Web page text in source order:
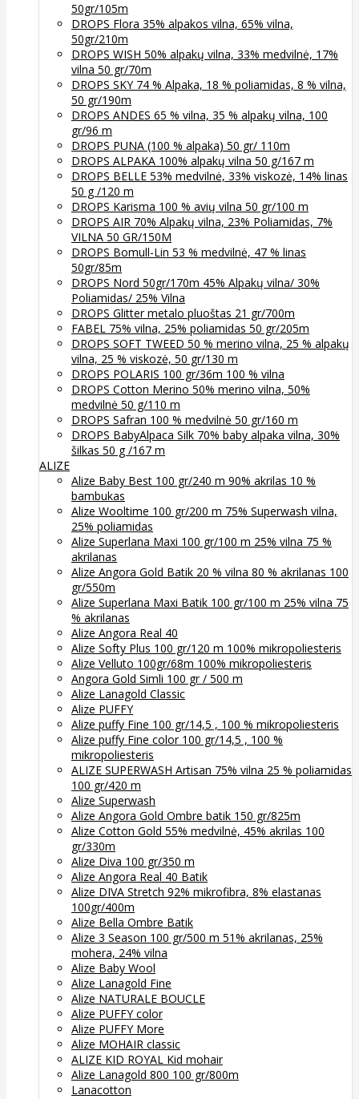
50gr/105m
DROPS Flora 35% alpakos vilna, 65% vilna,
50gr/210m
DROPS WISH 50% alpakų vilna, 33% medvilnė, 17%
vilna 50 gr/70m
DROPS SKY 74 % Alpaka, 18 % poliamidas, 8 % vilna,
50 gr/190m
DROPS ANDES 65 % vilna, 35 % alpakų vilna, 100
gr/96 m
DROPS PUNA (100 % alpaka) 50 gr/ 110m
DROPS ALPAKA 100% alpakų vilna 50 g/167 m
DROPS BELLE 53% medvilnė, 33% viskozė, 14% linas
50 g /120 m
DROPS Karisma 100 % avių vilna 50 gr/100 m
DROPS AIR 70% Alpakų vilna, 23% Poliamidas, 7%
VILNA 50 GR/150M
DROPS Bomull-Lin 53 % medvilnė, 47 % linas
50gr/85m
DROPS Nord 50gr/170m 45% Alpakų vilna/ 30%
Poliamidas/ 25% Vilna
DROPS Glitter metalo pluoštas 21 gr/700m
FABEL 75% vilna, 25% poliamidas 50 gr/205m
DROPS SOFT TWEED 50 % merino vilna, 25 % alpakų
vilna, 25 % viskozė, 50 gr/130 m
DROPS POLARIS 100 gr/36m 100 % vilna
DROPS Cotton Merino 50% merino vilna, 50%
medvilnė 50 g/110 m
DROPS Safran 100 % medvilnė 50 gr/160 m
DROPS BabyAlpaca Silk 70% baby alpaka vilna, 30%
šilkas 50 g /167 m
ALIZE
Alize Baby Best 100 gr/240 m 90% akrilas 10 %
bambukas
Alize Wooltime 100 gr/200 m 75% Superwash vilna,
25% poliamidas
Alize Superlana Maxi 100 gr/100 m 25% vilna 75 %
akrilanas
Alize Angora Gold Batik 20 % vilna 80 % akrilanas 100
gr/550m
Alize Superlana Maxi Batik 100 gr/100 m 25% vilna 75
% akrilanas
Alize Angora Real 40
Alize Softy Plus 100 gr/120 m 100% mikropoliesteris
Alize Velluto 100gr/68m 100% mikropoliesteris
Angora Gold Simli 100 gr / 500 m
Alize Lanagold Classic
Alize PUFFY
Alize puffy Fine 100 gr/14,5 , 100 % mikropoliesteris
Alize puffy Fine color 100 gr/14,5 , 100 %
mikropoliesteris
ALIZE SUPERWASH Artisan 75% vilna 25 % poliamidas
100 gr/420 m
Alize Superwash
Alize Angora Gold Ombre batik 150 gr/825m
Alize Cotton Gold 55% medvilnė, 45% akrilas 100
gr/330m
Alize Diva 100 gr/350 m
Alize Angora Real 40 Batik
Alize DIVA Stretch 92% mikrofibra, 8% elastanas
100gr/400m
Alize Bella Ombre Batik
Alize 3 Season 100 gr/500 m 51% akrilanas, 25%
mohera, 24% vilna
Alize Baby Wool
Alize Lanagold Fine
Alize NATURALE BOUCLE
Alize PUFFY color
Alize PUFFY More
Alize MOHAIR classic
ALIZE KID ROYAL Kid mohair
Alize Lanagold 800 100 gr/800m
Lanacotton